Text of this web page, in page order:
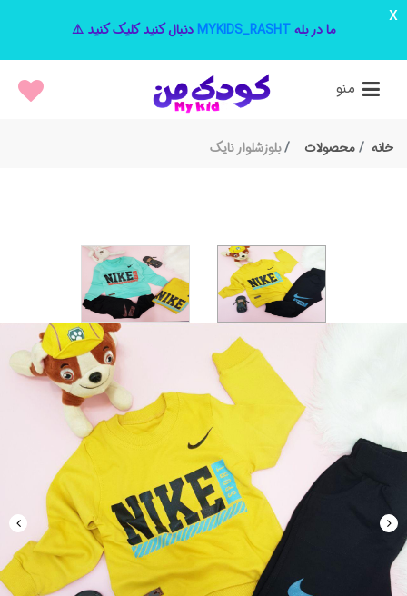
ما در بلهMYKIDS_RASHT دنبال کنید کلیک کنید ⚠️
x
منو
خانه محصولات بلوزشلوار نایک